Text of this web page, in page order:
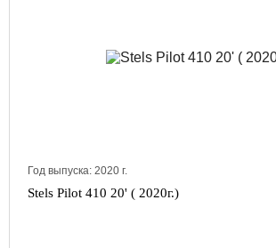
Год выпуска: 2020 г.
Stels Pilot 410 20' ( 2020г.)